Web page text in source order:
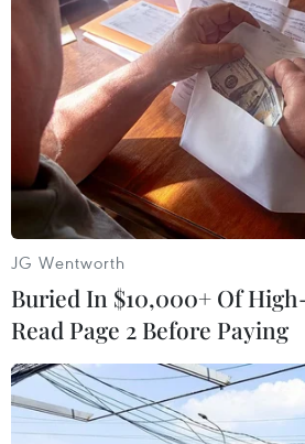
Công bố
lớp 10 THPT công lập ở
17/03/2023 23:14
Theo kế hoạch số 656/KH-
Sở Giáo dục và Đào tạo Hà Nội,
công lập diễn ra trong hai ngày 10
một tuần so với năm 2022.
JG Wentworth
Buried In $10,000+ Of
Read Page 2 Before Paying